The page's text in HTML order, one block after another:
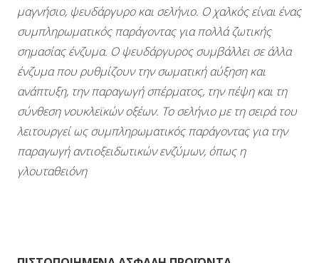
μαγνήσιο, ψευδάργυρο και σελήνιο. Ο χαλκός είναι ένας
συμπληρωματικός παράγοντας για πολλά ζωτικής
σημασίας ένζυμα. Ο ψευδάργυρος συμβάλλει σε άλλα
ένζυμα που ρυθμίζουν την σωματική αύξηση και
ανάπτυξη, την παραγωγή σπέρματος, την πέψη και τη
σύνθεση νουκλεϊκών οξέων. Το σελήνιο με τη σειρά του
λειτουργεί ως συμπληρωματικός παράγοντας για την
παραγωγή αντιοξειδωτικών ενζύμων, όπως η
γλουταθειόνη